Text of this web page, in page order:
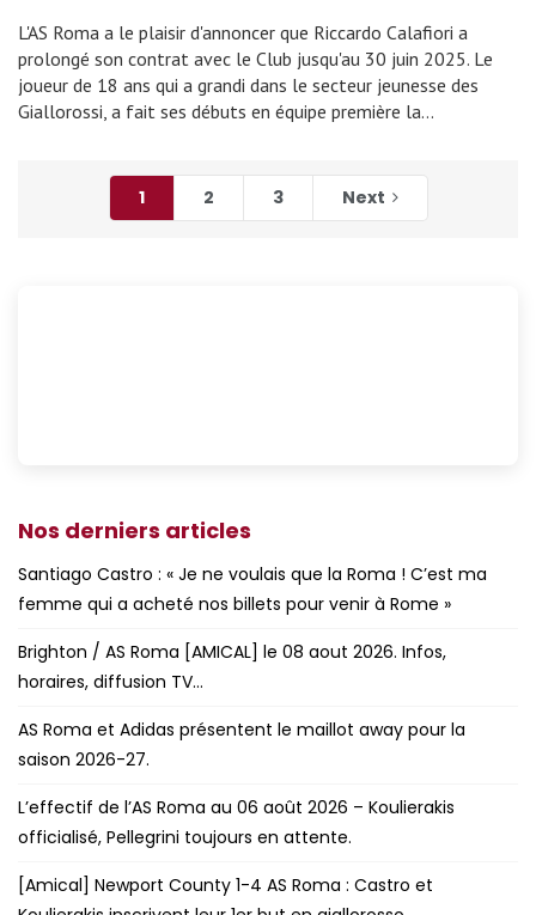
L'AS Roma a le plaisir d'annoncer que Riccardo Calafiori a
prolongé son contrat avec le Club jusqu'au 30 juin 2025. Le
joueur de 18 ans qui a grandi dans le secteur jeunesse des
Giallorossi, a fait ses débuts en équipe première la…
1 2 3 Next
Nos derniers articles
Santiago Castro : « Je ne voulais que la Roma ! C’est ma
femme qui a acheté nos billets pour venir à Rome »
Brighton / AS Roma [AMICAL] le 08 aout 2026. Infos,
horaires, diffusion TV…
AS Roma et Adidas présentent le maillot away pour la
saison 2026-27.
L’effectif de l’AS Roma au 06 août 2026 – Koulierakis
officialisé, Pellegrini toujours en attente.
[Amical] Newport County 1-4 AS Roma : Castro et